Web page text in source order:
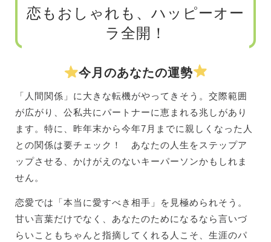
恋もおしゃれも、ハッピーオー
ラ全開！
今月のあなたの運勢
「人間関係」に大きな転機がやってきそう。交際範囲
が広がり、公私共にパートナーに恵まれる兆しがあり
ます。特に、昨年末から今年7月までに親しくなった人
との関係は要チェック！ あなたの人生をステップア
ップさせる、かけがえのないキーパーソンかもしれま
せん。
恋愛では「本当に愛すべき相手」を見極められそう。
甘い言葉だけでなく、あなたのためになるなら言いづ
らいこともちゃんと指摘してくれる人こそ、生涯のパ